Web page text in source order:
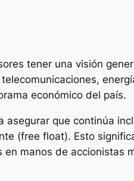
tener una visión
económico del país.
que continúa
(free float). Esto
manos de accionistas